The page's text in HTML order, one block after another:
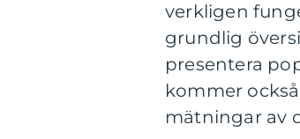
verkligen
grundlig
presentera
kommer
mätningar av